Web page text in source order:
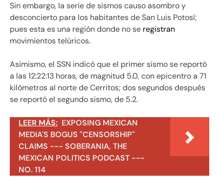
Sin embargo, la serie de sismos causo asombro y
desconcierto para los habitantes de San Luis Potosí;
pues esta es una región donde no se registran
movimientos telúricos.
Asimismo, el SSN indicó que el primer sismo se reportó
a las 12:22:13 horas, de magnitud 5.0, con epicentro a 71
kilómetros al norte de Cerritos; dos segundos después
se reportó el segundo sismo, de 5.2.
LEER MÁS: EXPOSING MEXICAN
MEDIA'S BOGUS "CENSORSHIP"
CLAIMS --- SOBERANIA, THE
MEXICAN POLITICS PODCAST ---
NO. 114